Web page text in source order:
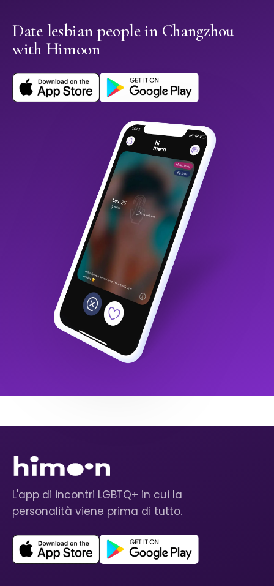
Date lesbian people in Changzhou
with Himoon
L'app di incontri LGBTQ+ in cui la
personalità viene prima di tutto.